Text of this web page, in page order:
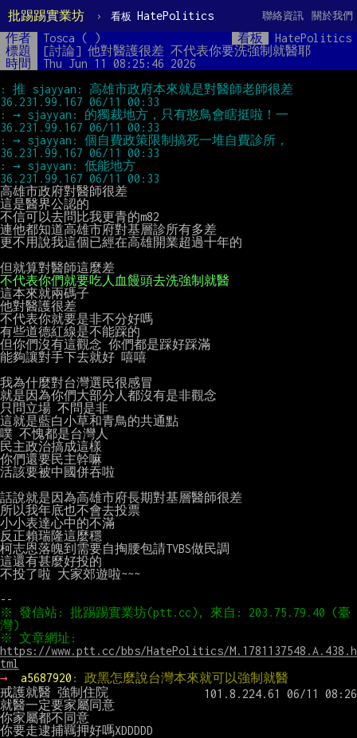
批踢踢實業坊 › 看板 HatePolitics 關於我們
聯絡資訊
作者 Tosca ( ) 看板
HatePolitics
標題
[討論] 他對醫護很差 不代表你要洗強制就醫耶
時間
Thu Jun 11 08:25:46 2026
: 推 sjayyan: 高雄市政府本來就是對醫師老師很差
: → sjayyan: 的獨裁地方，只有憨鳥會瞎挺啦！一
: → sjayyan: 個自費政策限制搞死一堆自費診所，
: → sjayyan: 低能地方
高雄市政府對醫師很差
這是醫界公認的
不信可以去問比我更青的m82
連他都知道高雄市府對基層診所有多差
更不用說我這個已經在高雄開業超過十年的
不代表你們就要吃人血饅頭去洗強制就醫
這本來就兩碼子
他對醫護很差
不代表你就要是非不分好嗎
有些道德紅線是不能踩的
但你們沒有這觀念 你們都是踩好踩滿
能夠讓對手下去就好 嘻嘻
我為什麼對台灣選民很感冒
就是因為你們大部分人都沒有是非觀念
只問立場 不問是非
這就是藍白小草和青鳥的共通點
噗 不愧都是台灣人
民主政治搞成這樣
你們還要民主幹嘛
活該要被中國併吞啦
話說就是因為高雄市府長期對基層醫師很差
所以我年底也不會去投票
小小表達心中的不滿
反正賴瑞隆這麼穩
柯志恩落魄到需要自掏腰包請TVBS做民調
這還有甚麼好投的
不投了啦 大家郊遊啦~~~
※ 發信站: 批踢踢實業坊(ptt.cc), 來自: 203.75.79.40 (臺
https://www.ptt.cc/bbs/HatePolitics/M.1781137548.A.438.h
tml
→
a5687920 : 政黑怎麼說台灣本來就可以強制就醫
戒護就醫 強制住院
就醫一定要家屬同意
你家屬都不同意
你要走逮捕羈押好嗎XDDDDD